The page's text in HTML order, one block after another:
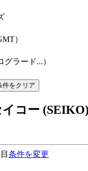
）
ラード...）
件をクリア
コー
条件を変更